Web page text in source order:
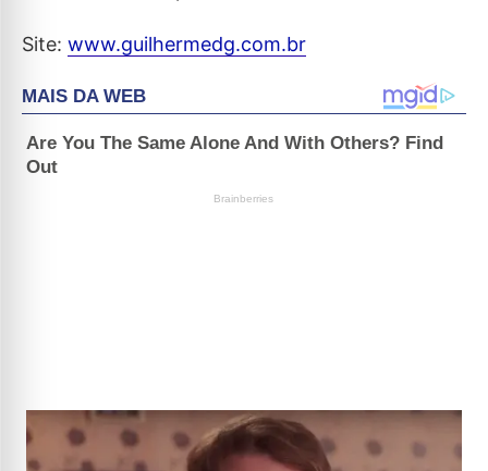
Site: www.guilhermedg.com.br